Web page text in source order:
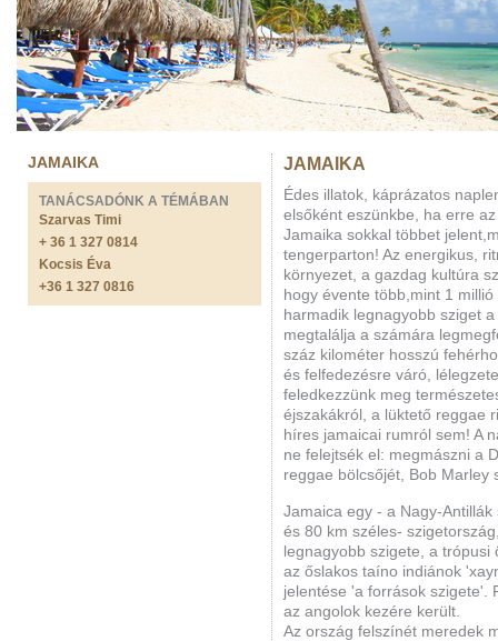
JAMAIKA
TANÁCSADÓNK A TÉMÁBAN
Szarvas Timi
+ 36 1 327 0814
Kocsis Éva
+36 1 327 0816
JAMAIKA
Édes illatok, káprázatos
elsőként eszünkbe, ha erre
Jamaika sokkal többet
tengerparton! Az energikus,
környezet, a gazdag kultúra
hogy évente több,mint 1
harmadik legnagyobb sziget
megtalálja a számára
száz kilométer hosszú
és felfedezésre váró,
feledkezzünk meg
éjszakákról, a lüktető reggae
híres jamaicai rumról sem! A
ne felejtsék el: megmászni a
reggae bölcsőjét, Bob Marley
Jamaica egy - a Nagy-
és 80 km széles-
legnagyobb szigete, a trópusi
az őslakos taíno indiánok
jelentése 'a források szigete'.
az angolok kezére került.
Az ország felszínét meredek